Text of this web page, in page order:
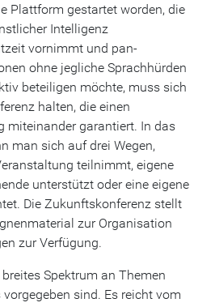
Plattform gestartet worden, die
Intelligenz
vornimmt und pan-
ohne jegliche Sprachhürden
beteiligen möchte, muss sich
halten, die einen
miteinander garantiert. In das
man sich auf drei Wegen,
teilnimmt, eigene
unterstützt oder eine eigene
Die Zukunftskonferenz stellt
zur Organisation
zur Verfügung.
Spektrum an Themen
sind. Es reicht vom